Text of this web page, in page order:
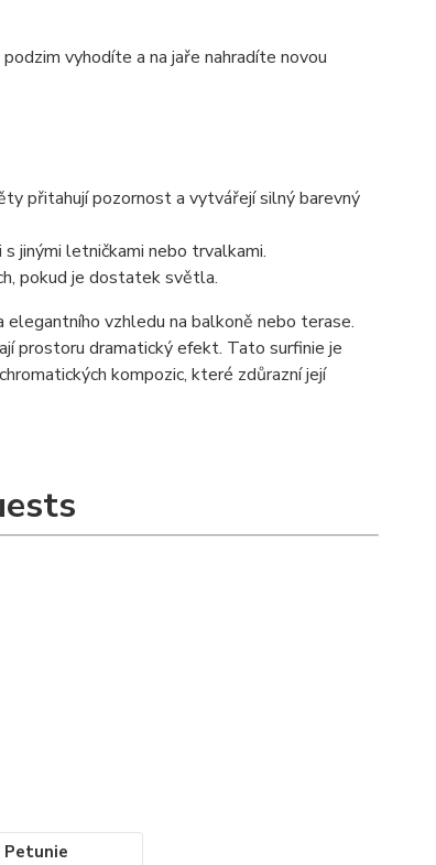
vyhodíte a na jaře nahradíte novou
přitahují pozornost a vytvářejí silný barevný
jinými letničkami nebo trvalkami.
pokud je dostatek světla.
vzhledu na balkoně nebo terase.
prostoru dramatický efekt. Tato surfinie je
kompozic, které zdůrazní její
Petunie